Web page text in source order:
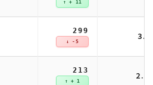
↑ + 11
299
↓ -5
213
↑ + 1